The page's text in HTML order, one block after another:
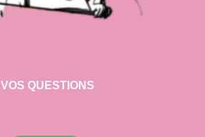
VOS QUESTIONS